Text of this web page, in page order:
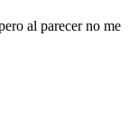
al parecer no me